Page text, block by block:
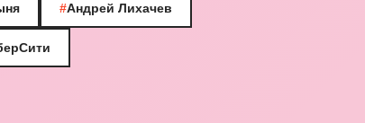
#Андрей Лихачев